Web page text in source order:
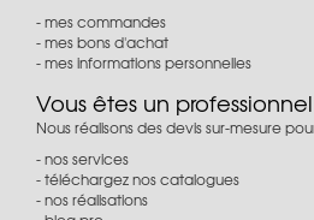
mes commandes
mes bons d'achat
mes informations personnelles
Vous êtes un
Nous réalisons des devis sur-mesure
nos services
téléchargez nos catalogues
nos réalisations